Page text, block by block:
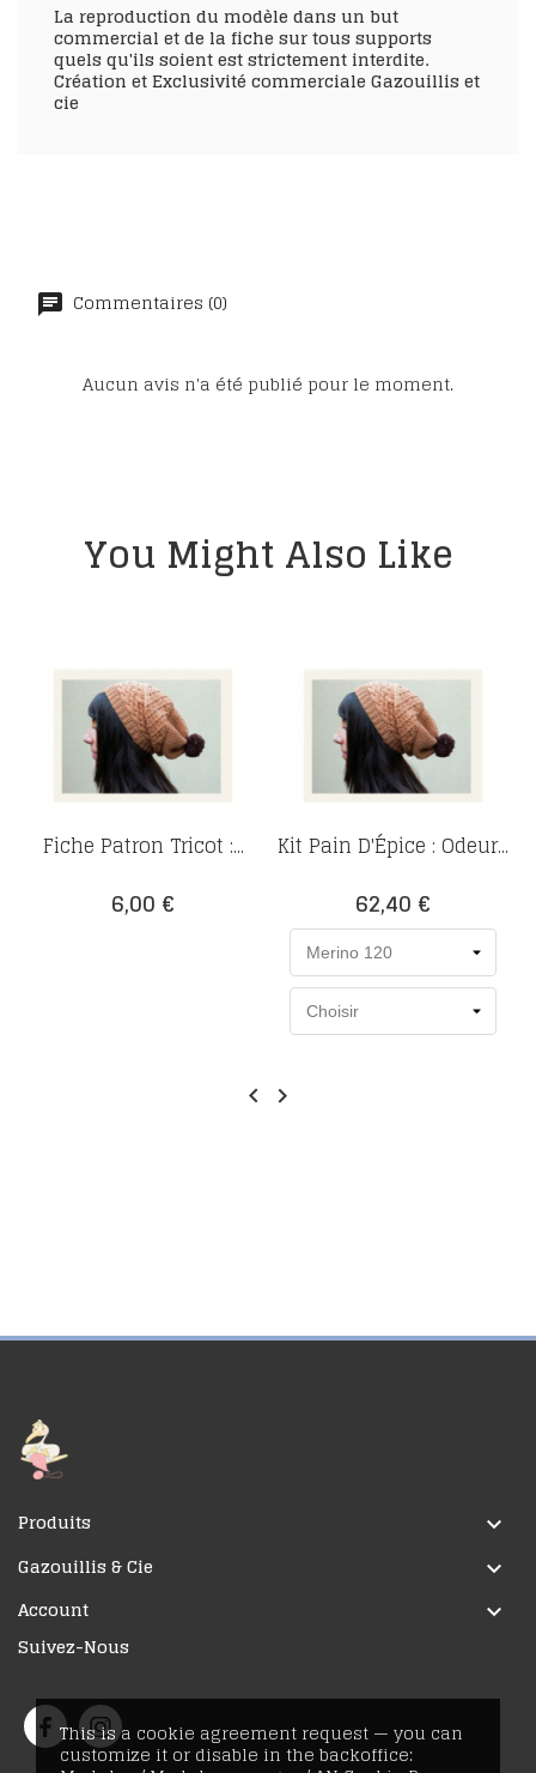
This is a cookie agreement request — you can
customize it or disable in the backoffice:
La reproduction du modèle dans un but
commercial et de la fiche sur tous supports
quels qu'ils soient est strictement interdite.
Création et Exclusivité commerciale Gazouillis et
cie
Commentaires (0)
Aucun avis n'a été publié pour le moment.
You Might Also Like
Fiche Patron Tricot :...
Prix
6,00 €
Kit Pain D'Épice : Odeur...
Prix
62,40 €
 
Produits 
Gazouillis & Cie 
Account 
Suivez-Nous